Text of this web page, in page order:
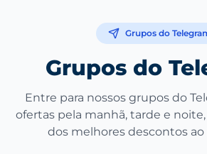
Grupos do
Grupos do
Entre para nossos grupos do
ofertas pela manhã, tarde e
dos melhores descontos ao